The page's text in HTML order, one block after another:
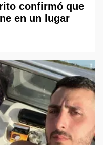
confirmó que
en un lugar